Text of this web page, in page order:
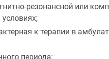
резонансной или
к терапии в
периода;